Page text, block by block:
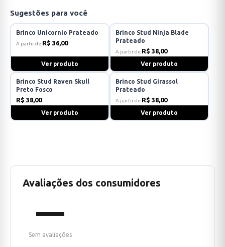
Sugestões para você
Brinco Unicornio Prateado
A partir de R$ 36,00
Ver produto
Brinco Stud Ninja Blade
Prateado
A partir de R$ 38,00
Ver produto
Brinco Stud Raven Skull
Preto Fosco
R$ 38,00
Ver produto
Brinco Stud Girassol
Prateado
A partir de R$ 38,00
Ver produto
Avaliações dos consumidores
—
Sem avaliações